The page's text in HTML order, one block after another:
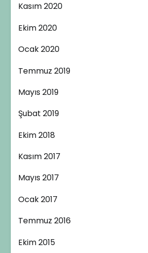
Kasım 2020
Ekim 2020
Ocak 2020
Temmuz 2019
Mayıs 2019
Şubat 2019
Ekim 2018
Kasım 2017
Mayıs 2017
Ocak 2017
Temmuz 2016
Ekim 2015